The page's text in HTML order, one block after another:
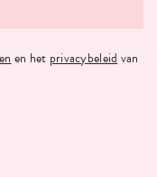
en het privacybeleidvan